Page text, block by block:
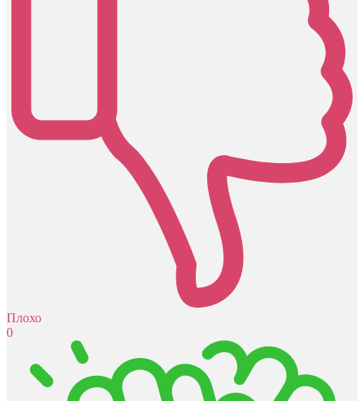
Плохо
0